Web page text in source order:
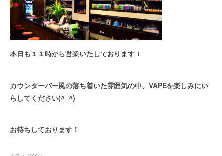
本日も１１時から営業いたしております！
カウンターバー風の落ち着いた雰囲気の中、VAPEを楽しみにい
らしてください(^_^)
お待ちしております！